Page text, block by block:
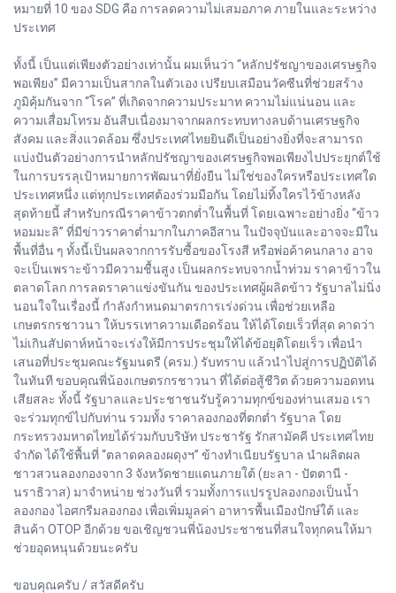
หมายที่ 10 ของ SDG คือ การลดความไม่เสมอภาค ภายในและระหว่าง
ประเทศ
ทั้งนี้ เป็นแต่เพียงตัวอย่างเท่านั้น ผมเห็นว่า “หลักปรัชญาของเศรษฐกิจ
พอเพียง” มีความเป็นสากลในตัวเอง เปรียบเสมือนวัคซีนที่ช่วยสร้าง
ภูมิคุ้มกันจาก “โรค” ที่เกิดจากความประมาท ความไม่แน่นอน และ
ความเสื่อมโทรม อันสืบเนื่องมาจากผลกระทบทางลบด้านเศรษฐกิจ
สังคม และสิ่งแวดล้อม ซึ่งประเทศไทยยินดีเป็นอย่างยิ่งที่จะสามารถ
แบ่งปันตัวอย่างการนำหลักปรัชญาของเศรษฐกิจพอเพียงไปประยุกต์ใช้
ในการบรรลุเป้าหมายการพัฒนาที่ยั่งยืน ไม่ใช่ของใครหรือประเทศใด
ประเทศหนึ่ง แต่ทุกประเทศต้องร่วมมือกัน โดยไม่ทิ้งใครไว้ข้างหลัง
สุดท้ายนี้ สำหรับกรณีราคาข้าวตกต่ำในพื้นที่ โดยเฉพาะอย่างยิ่ง “ข้าว
หอมมะลิ” ที่มีข่าวราคาต่ำมากในภาคอีสาน ในปัจจุบันและอาจจะมีใน
พื้นที่อื่น ๆ ทั้งนี้เป็นผลจากการรับซื้อของโรงสี หรือพ่อค้าคนกลาง อาจ
จะเป็นเพราะข้าวมีความชื้นสูง เป็นผลกระทบจากน้ำท่วม ราคาข้าวใน
ตลาดโลก การลดราคาแข่งขันกัน ของประเทศผู้ผลิตข้าว รัฐบาลไม่นิ่ง
นอนใจในเรื่องนี้ กำลังกำหนดมาตรการเร่งด่วน เพื่อช่วยเหลือ
เกษตรกรชาวนา ให้บรรเทาความเดือดร้อน ให้ได้โดยเร็วที่สุด คาดว่า
ไม่เกินสัปดาห์หน้าจะเร่งให้มีการประชุมให้ได้ข้อยุติโดยเร็ว เพื่อนำ
เสนอที่ประชุมคณะรัฐมนตรี (ครม.) รับทราบ แล้วนำไปสู่การปฏิบัติได้
ในทันที ขอบคุณพี่น้องเกษตรกรชาวนา ที่ได้ต่อสู้ชีวิต ด้วยความอดทน
เสียสละ ทั้งนี้ รัฐบาลและประชาชนรับรู้ความทุกข์ของท่านเสมอ เรา
จะร่วมทุกข์ไปกับท่าน รวมทั้ง ราคาลองกองที่ตกต่ำ รัฐบาล โดย
กระทรวงมหาดไทยได้ร่วมกับบริษัท ประชารัฐ รักสามัคคี ประเทศไทย
จำกัด ได้ใช้พื้นที่ “ตลาดคลองผดุงฯ” ข้างทำเนียบรัฐบาล นำผลิตผล
ชาวสวนลองกองจาก 3 จังหวัดชายแดนภายใต้ (ยะลา - ปัตตานี -
นราธิวาส) มาจำหน่าย ช่วงวันที่ รวมทั้งการแปรรูปลองกองเป็นน้ำ
ลองกอง ไอศกรีมลองกอง เพื่อเพิ่มมูลค่า อาหารพื้นเมืองปักษ์ใต้ และ
สินค้า OTOP อีกด้วย ขอเชิญชวนพี่น้องประชาชนที่สนใจทุกคนให้มา
ช่วยอุดหนุนด้วยนะครับ
ขอบคุณครับ / สวัสดีครับ